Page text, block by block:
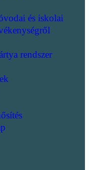
és iskolai
rendszer